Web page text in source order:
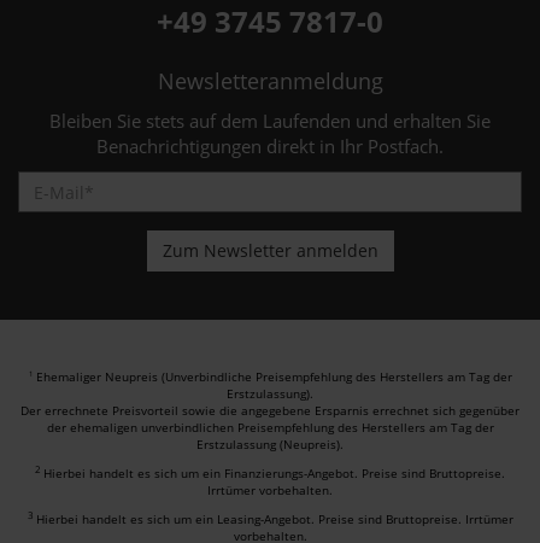
+49 3745 7817-0
Newsletteranmeldung
Bleiben Sie stets auf dem Laufenden und erhalten Sie
Benachrichtigungen direkt in Ihr Postfach.
1 Ehemaliger Neupreis (Unverbindliche Preisempfehlung des Herstellers am Tag der
Erstzulassung).
Der errechnete Preisvorteil sowie die angegebene Ersparnis errechnet sich gegenüber
der ehemaligen unverbindlichen Preisempfehlung des Herstellers am Tag der
Erstzulassung (Neupreis).
2 Hierbei handelt es sich um ein Finanzierungs-Angebot. Preise sind Bruttopreise.
Irrtümer vorbehalten.
3 Hierbei handelt es sich um ein Leasing-Angebot. Preise sind Bruttopreise. Irrtümer
vorbehalten.